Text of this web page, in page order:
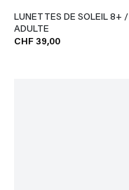
LUNETTES DE SOLEIL 8+ /
ADULTE
CHF 39,00